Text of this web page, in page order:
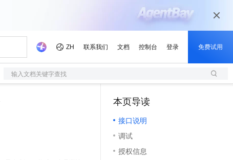
输入文档关键字查找
本页导读
接口说明
调试
授权信息